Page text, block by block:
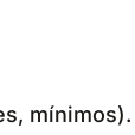
mínimos).